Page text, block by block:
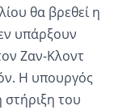
θα βρεθεί η
υπάρξουν
Ζαν-Κλοντ
Η υπουργός
στήριξη του